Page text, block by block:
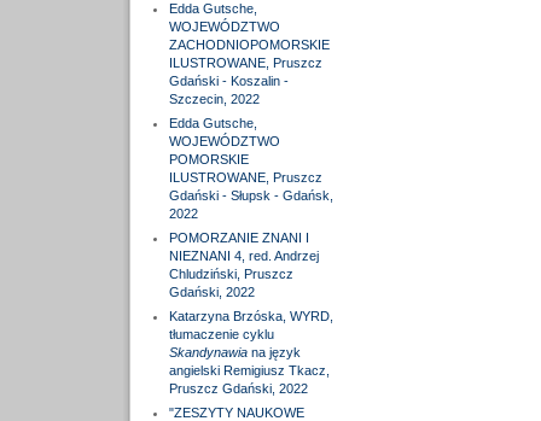
Edda Gutsche,
WOJEWÓDZTWO
ZACHODNIOPOMORSKIE
ILUSTROWANE, Pruszcz
Gdański - Koszalin -
Szczecin, 2022
Edda Gutsche,
WOJEWÓDZTWO
POMORSKIE
ILUSTROWANE, Pruszcz
Gdański - Słupsk - Gdańsk,
2022
POMORZANIE ZNANI I
NIEZNANI 4, red. Andrzej
Chludziński, Pruszcz
Gdański, 2022
Katarzyna Brzóska, WYRD,
tłumaczenie cyklu
Skandynawiana język
angielski Remigiusz Tkacz,
Pruszcz Gdański, 2022
"ZESZYTY NAUKOWE